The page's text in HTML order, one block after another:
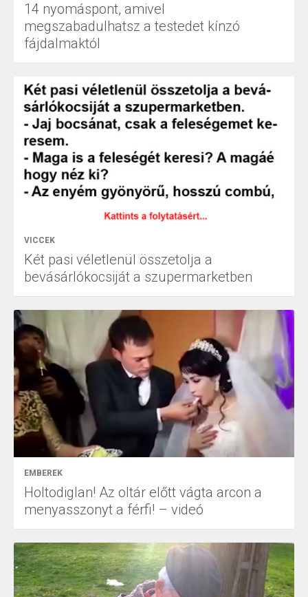
14 nyomáspont, amivel
megszabadulhatsz a testedet kínzó
fájdalmaktól
VICCEK
Két pasi véletlenül összetolja a
bevásárlókocsiját a szupermarketben
EMBEREK
Holtodiglan! Az oltár előtt vágta arcon a
menyasszonyt a férfi! – videó